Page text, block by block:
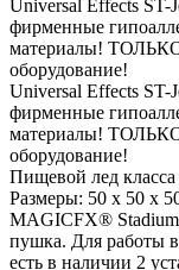
Universal Effects
фирменные
материалы! ТОЛЬКО
оборудование!
Universal Effects
фирменные
материалы! ТОЛЬКО
оборудование!
Пищевой лед
Размеры: 50 х 50 х
MAGICFX® Stadium
пушка. Для работы
есть в наличии 2